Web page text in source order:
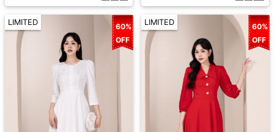
LIMITED
60%
OFF
LIMITED
60%
OFF